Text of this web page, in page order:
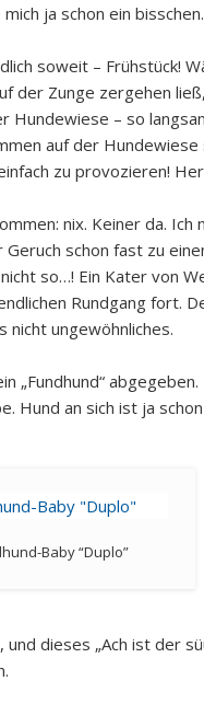
ja schon ein bisschen.
soweit – Frühstück!
der Zunge zergehen
Hundewiese – so
auf der
zu provozieren!
nix. Keiner da.
Geruch schon fast zu
so…! Ein Kater von
Rundgang fort.
ungewöhnliches.
„Fundhund“
Hund an sich ist ja
Baby “Duplo”
dieses „Ach ist der